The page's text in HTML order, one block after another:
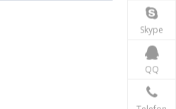
Skype
QQ